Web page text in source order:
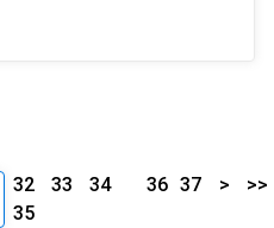
32 33
34
35
36 37 > >>